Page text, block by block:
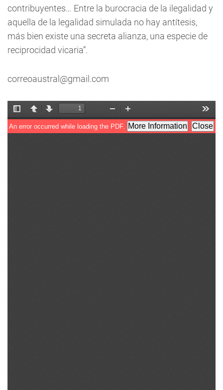
contribuyentes… Entre la burocracia de la ilegalidad y
aquella de la legalidad simulada no hay antítesis,
más bien existe una secreta alianza, una especie de
reciprocidad vicaria”.
correoaustral@gmail.com